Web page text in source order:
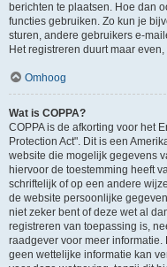
berichten te plaatsen. Hoe dan
functies gebruiken. Zo kun je
sturen, andere gebruikers e-
Het registreren duurt maar
Omhoog
Wat is COPPA?
COPPA is de afkorting voor het
Protection Act". Dit is een
website die mogelijk gegevens
hiervoor de toestemming heeft
schriftelijk of op een andere
de website persoonlijke
niet zeker bent of deze wet al
registreren van toepassing is,
raadgever voor meer
geen wettelijke informatie kan